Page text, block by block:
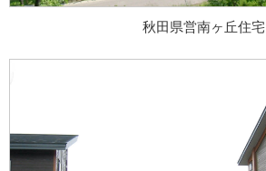
秋田県営南ヶ丘住宅